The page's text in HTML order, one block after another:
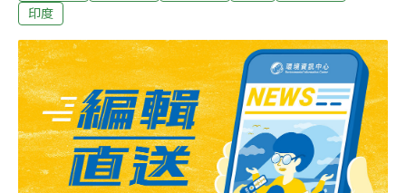
行的肺癌手術案例，發現1988年十例肺癌手術中有九例是
者各占一半。更令人擔憂的是，這份研究顯示，50歲以下
接受肺癌手術的患者中，有高達70%是非吸菸者；而在30
歲以下的年齡層中，接受肺癌手術的沒有一個是吸菸者。
甘加羅摩醫院胸腔外科中心與機器人手術機構顧問浦立
（Harsh Vardhan Puri）指出，醫院的醫生分析2012年3
月到2018年6月在甘加羅摩醫院胸腔外科中心接受肺癌治
療的患者，對年輕非吸菸者罹患肺癌的趨勢感到不安。此
印度